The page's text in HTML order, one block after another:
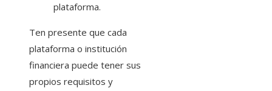
plataforma.
Ten presente que cada
plataforma o institución
financiera puede tener sus
propios requisitos y